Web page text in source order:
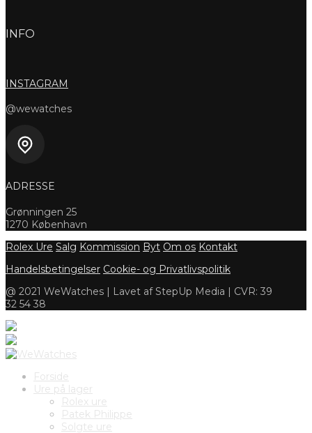
INFO
INSTAGRAM
@wewatches
ADRESSE
Grønningen 25
1270 København
Rolex Ure Salg Kommission Byt Om os Kontakt
Handelsbetingelser Cookie- og Privatlivspolitik
@ 2021 WeWatches | Lavet af StepUp Media | CVR: 39
32 54 38
Forside
Ure på lager
Rolex ure
Patek Philippe
Solgte ure